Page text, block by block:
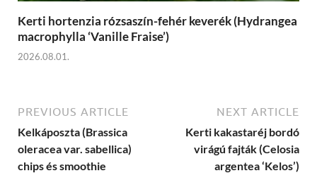
Kerti hortenzia rózsaszín-fehér keverék (Hydrangea
macrophylla ‘Vanille Fraise’)
2026.08.01.
PREVIOUS ARTICLE
Kelkáposzta (Brassica
oleracea var. sabellica)
chips és smoothie
NEXT ARTICLE
Kerti kakastaréj bordó
virágú fajták (Celosia
argentea ‘Kelos’)